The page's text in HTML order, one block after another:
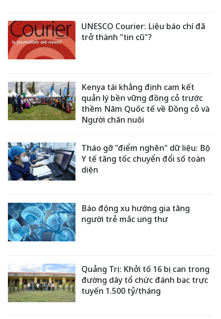
UNESCO Courier: Liệu báo chí đã
trở thành "tin cũ"?
Kenya tái khẳng định cam kết
quản lý bền vững đồng cỏ trước
thềm Năm Quốc tế về Đồng cỏ và
Người chăn nuôi
Tháo gỡ "điểm nghẽn" dữ liệu: Bộ
Y tế tăng tốc chuyển đổi số toàn
diện
Báo động xu hướng gia tăng
người trẻ mắc ung thư
Quảng Trị: Khởi tố 16 bị can trong
đường dây tổ chức đánh bạc trực
tuyến 1.500 tỷ/tháng